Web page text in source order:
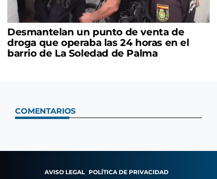
Desmantelan un punto de venta de
droga que operaba las 24 horas en el
barrio de La Soledad de Palma
COMENTARIOS
AVISO LEGAL POLÍTICA DE PRIVACIDAD